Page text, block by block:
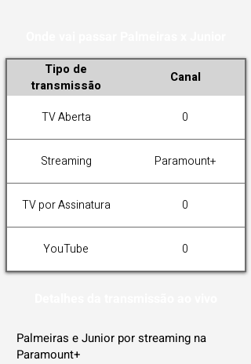
Tipo de
transmissão
Canal
TV Aberta 0
Streaming Paramount+
TV por Assinatura 0
YouTube 0
Palmeiras e Junior por streaming na
Paramount+